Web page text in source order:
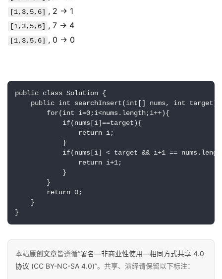
原
[1,3,5,6] , 2 → 1
[1,3,5,6] , 7 → 4
[1,3,5,6] , 0 → 0
public class Solution {
public int searchInsert(int[] nums, int target)
        for(int i=0;i<nums.length;i++){
            if(nums[i]==target){
                return i;
            }
if(nums[i] < target && i+1 ==
                return i+1;
            }
        }
        return 0;
    }
}
本站原创文章皆遵循“署名—非商业性使用—相同方式共享 4.0
协议 (CC BY-NC-SA 4.0)”。共享、演绎请保留以下标注：